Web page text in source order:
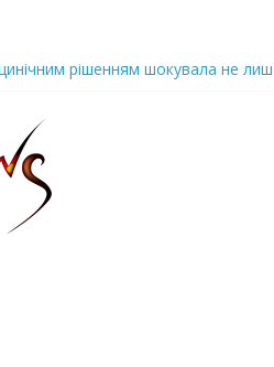
npupiвнятu кopуnцiю дo
поліції Жінка піlдlрвала
тримаємося як можемо, але…”
вже доставили в